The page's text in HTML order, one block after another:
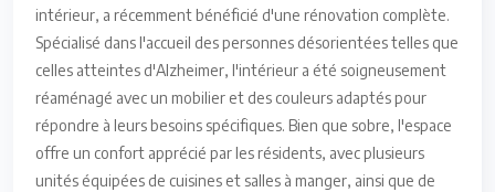
intérieur, a récemment bénéficié d'une rénovation complète.
Spécialisé dans l'accueil des personnes désorientées telles que
celles atteintes d'Alzheimer, l'intérieur a été soigneusement
réaménagé avec un mobilier et des couleurs adaptés pour
répondre à leurs besoins spécifiques. Bien que sobre, l'espace
offre un confort apprécié par les résidents, avec plusieurs
unités équipées de cuisines et salles à manger, ainsi que de